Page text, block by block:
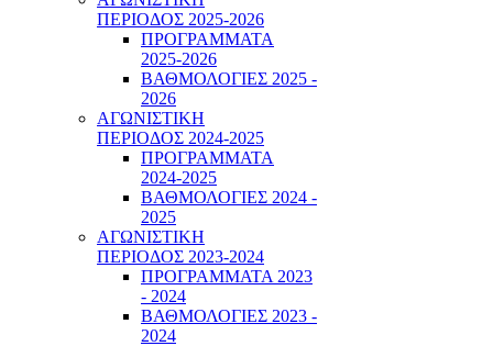
ΠΕΡΙΟΔΟΣ 2025-2026
ΠΡΟΓΡΑΜΜΑΤΑ
2025-2026
ΒΑΘΜΟΛΟΓΙΕΣ 2025 -
2026
ΑΓΩΝΙΣΤΙΚΗ
ΠΕΡΙΟΔΟΣ 2024-2025
ΠΡΟΓΡΑΜΜΑΤΑ
2024-2025
ΒΑΘΜΟΛΟΓΙΕΣ 2024 -
2025
ΑΓΩΝΙΣΤΙΚΗ
ΠΕΡΙΟΔΟΣ 2023-2024
ΠΡΟΓΡΑΜΜΑΤΑ 2023
- 2024
ΒΑΘΜΟΛΟΓΙΕΣ 2023 -
2024